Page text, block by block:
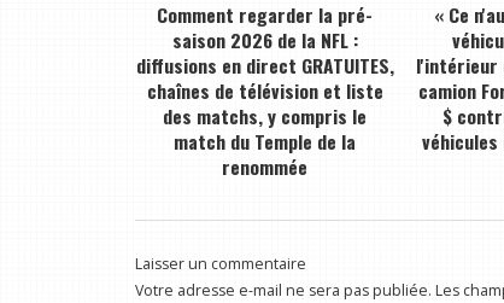
Comment regarder la pré-
saison 2026 de la NFL :
diffusions en direct GRATUITES,
chaînes de télévision et liste
des matchs, y compris le
match du Temple de la
renommée
« Ce
l'intérieur
camion
$
Laisser un commentaire
Votre adresse e-mail ne sera pas publiée. Les